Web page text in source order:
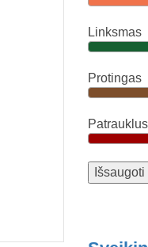
Linksmas
Protingas
Patrauklus